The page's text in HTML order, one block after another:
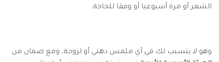
الشعر أو مرة أسبوعيا أو وفقا للحاجة.
وهو لا يتسبب لك في أي ملمس دهني أو لزوجة، ومع ضمان من